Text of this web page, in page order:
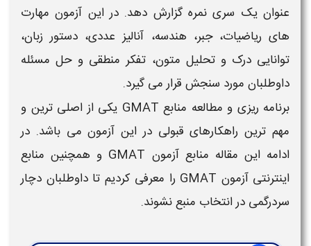
عنوان یک سری نمره گزارش دهد. در این آزمون مهارت
های ریاضیات، جبر، هندسه، آنالیز عددی، دستور زبان،
توانایی درک و تحلیل متون، تفکر منطقی و حل مسئله
داوطلبان مورد سنجش قرار می گیرد.
برنامه ریزی و مطالعه منابع GMAT
یکی از اصلی ترین و
مهم ترین راهکارهای قبولی در این آزمون می باشد. در
ادامه این مقاله منابع آزمون GMAT و همچنین منابع
اینترنتی آزمون GMAT
را معرفی کردیم تا داوطلبان دچار
سردرگمی در انتخاب منبعنشوند.